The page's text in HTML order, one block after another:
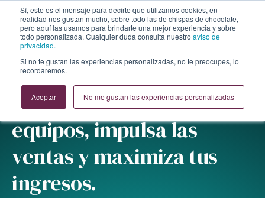
Sí, este es el mensaje para decirte que utilizamos cookies, en
realidad nos gustan mucho, sobre todo las de chispas de chocolate,
pero aquí las usamos para brindarte una mejor experiencia y sobre
todo personalizada. Cualquier duda consulta nuestro aviso de
privacidad.
Si no te gustan las experiencias personalizadas, no te preocupes, lo
recordaremos.
Aceptar No me gustan las experiencias personalizadas
Toma decisiones más inteligentes y basadas en datos.
RevOps: Alinea tus
equipos, impulsa las
ventas y maximiza tus
ingresos.